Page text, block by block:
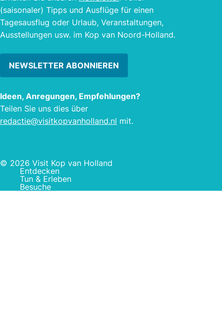
(saisonaler) Tipps und Ausflüge für einen
Tagesausflug oder Urlaub, Veranstaltungen,
Ausstellungen usw. im Kop van Noord-Holland.
NEWSLETTER ABONNIEREN
Ideen, Anregungen, Empfehlungen?
Teilen Sie uns dies über
redactie@visitkopvanholland.nl mit.
© 2026 Visit Kop van Holland
Entdecken
Tun & Erleben
Besuche